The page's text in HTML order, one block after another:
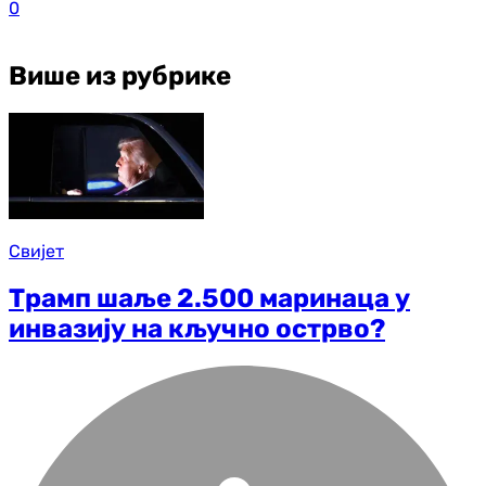
0
Више из рубрике
Свијет
Трамп шаље 2.500 маринаца у
инвазију на кључно острво?